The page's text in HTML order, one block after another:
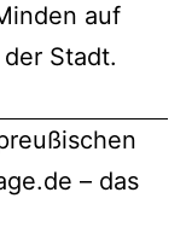
auf
Stadt.
– das